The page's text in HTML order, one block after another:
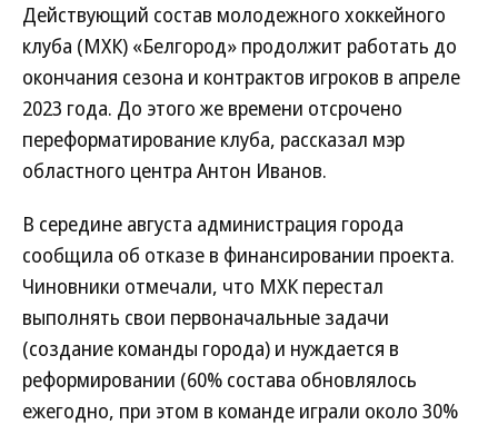
Действующий состав молодежного хоккейного
клуба (МХК) «Белгород» продолжит работать до
окончания сезона и контрактов игроков в апреле
2023 года. До этого же времени отсрочено
переформатирование клуба, рассказал мэр
областного центра Антон Иванов.
В середине августа администрация города
сообщила об отказе в финансировании проекта.
Чиновники отмечали, что МХК перестал
выполнять свои первоначальные задачи
(создание команды города) и нуждается в
реформировании (60% состава обновлялось
ежегодно, при этом в команде играли около 30%